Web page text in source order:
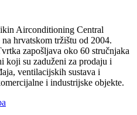
Airconditioning Central
hrvatskom tržištu od 2004.
zapošljava oko 60 stručnjaka
su zaduženi za prodaju i
ventilacijskih sustava i
i industrijske objekte.